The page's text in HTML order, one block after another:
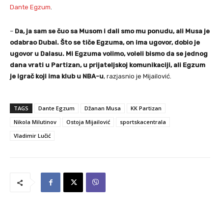
Dante Egzum
– Da, ja sam se čuo sa Musom i dali smo mu ponudu, ali Musa je
odabrao Dubai. Što se tiče Egzuma, on ima ugovor, dobio je
ugovor u Dalasu. Mi Egzuma volimo, voleli bismo da se jednog
dana vrati u Partizan, u prijateljskoj komunikaciji, ali Egzum
je igrač koji ima klub u NBA-u, razjasnio je Mijailović.
TAGS Dante Egzum Džanan Musa
KK Partizan
Nikola Milutinov
Ostoja Mijailović
sportskacentrala
Vladimir Lučić